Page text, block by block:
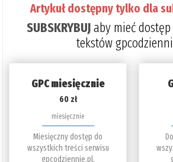
Artykuł dostępny tylko dla
SUBSKRYBUJaby mieć
tekstów
GPC miesięcznie
60 zł
miesięcznie
Miesięczny dostęp do
wszystkich treści serwisu
gpcodziennie.pl.